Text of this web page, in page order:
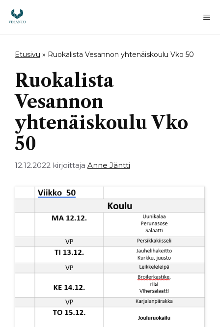
sisältöön
Etusivu » Ruokalista Vesannon yhtenäiskoulu Vko 50
Ruokalista
Vesannon
yhtenäiskoulu Vko
50
12.12.2022 kirjoittaja Anne Jäntti